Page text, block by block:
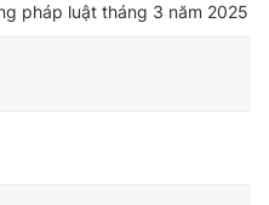
pháp luật tháng 3 năm 2025